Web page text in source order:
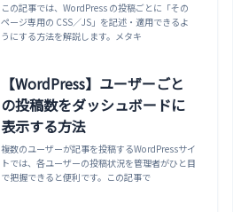
この記事では、WordPress の投稿ごとに「その
ページ専用の CSS／JS」を記述・適用できるよ
うにする方法を解説します。メタキ
【WordPress】ユーザーごと
の投稿数をダッシュボードに
表示する方法
複数のユーザーが記事を投稿するWordPressサイ
トでは、各ユーザーの投稿状況を管理者がひと目
で把握できると便利です。この記事で